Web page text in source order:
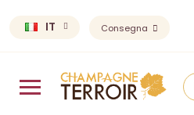
IT Consegna